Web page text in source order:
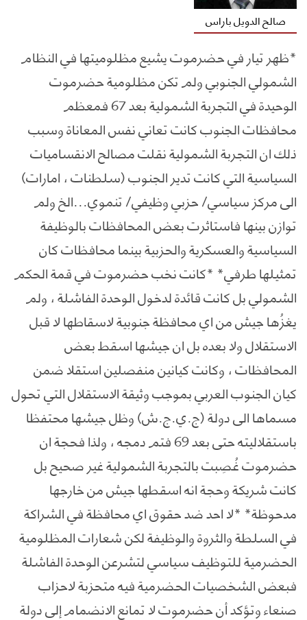
صالح الدويل باراس
*ظهر تيار في حضرموت يشيع مظلوميتها في النظام
الشمولي الجنوبي ولم تكن مظلومية حضرموت
الوحيدة في التجربة الشمولية بعد 67 فمعظم
محافظات الجنوب كانت تعاني نفس المعاناة وسبب
ذلك ان التجربة الشمولية نقلت مصالح الانقساميات
السياسية التي كانت تدير الجنوب (سلطنات ، امارات)
الى مركز سياسي/ حزبي وظيفي/ تنموي...الخ ولم
توازن بينها فاستاثرت بعض المحافظات بالوظيفة
السياسية والعسكرية والحزبية بينما محافظات كان
تمثيلها طرفي* *كانت نخب حضرموت في قمة الحكم
الشمولي بل كانت قائدة لدخول الوحدة الفاشلة ، ولم
يغزُها جيش من اي محافظة جنوبية لاسقاطها لا قبل
الاستقلال ولا بعده بل ان جيشها اسقط بعض
المحافظات ، وكانت كيانين منفصلين استقلا ضمن
كيان الجنوب العربي بموجب وثيقة الاستقلال التي تحول
مسماها الى دولة (ج.ي.ج.ش) وظل جيشها محتفظا
باستقلاليته حتى بعد 69 فتم دمجه ، ولذا فحجة ان
حضرموت غُصِبت بالتجربة الشمولية غير صحيح بل
كانت شريكة وحجة انه اسقطها جيش من خارجها
مدحوظة* *لا احد ضد حقوق اي محافظة في الشراكة
في السلطة والثروة والوظيفة لكن شعارات المظلومية
الحضرمية للتوظيف سياسي لتشرعن الوحدة الفاشلة
فبعض الشخصيات الحضرمية فيه متحزبة لاحزاب
صنعاء وتؤكد أن حضرموت لا تمانع الانضمام إلى دولة